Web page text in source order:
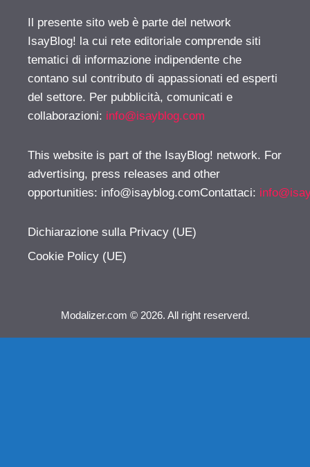
Il presente sito web è parte del network
IsayBlog! la cui rete editoriale comprende siti
tematici di informazione indipendente che
contano sul contributo di appassionati ed esperti
del settore. Per pubblicità, comunicati e
collaborazioni: info@isayblog.com
This website is part of the IsayBlog! network. For
advertising, press releases and other
opportunities: info@isayblog.comContattaci:
Dichiarazione sulla Privacy (UE)
Cookie Policy (UE)
Modalizer.com © 2026. All right reserverd.